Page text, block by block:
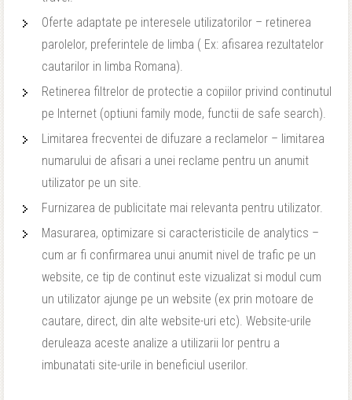
Oferte adaptate pe interesele utilizatorilor – retinerea
parolelor, preferintele de limba ( Ex: afisarea rezultatelor
cautarilor in limba Romana).
Retinerea filtrelor de protectie a copiilor privind continutul
pe Internet (optiuni family mode, functii de safe search).
Limitarea frecventei de difuzare a reclamelor – limitarea
numarului de afisari a unei reclame pentru un anumit
utilizator pe un site.
Furnizarea de publicitate mai relevanta pentru utilizator.
Masurarea, optimizare si caracteristicile de analytics –
cum ar fi confirmarea unui anumit nivel de trafic pe un
website, ce tip de continut este vizualizat si modul cum
un utilizator ajunge pe un website (ex prin motoare de
cautare, direct, din alte website-uri etc). Website-urile
deruleaza aceste analize a utilizarii lor pentru a
imbunatati site-urile in beneficiul userilor.